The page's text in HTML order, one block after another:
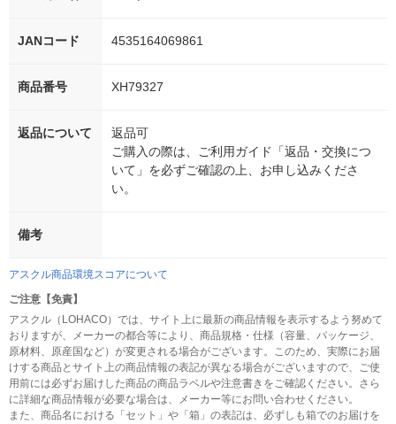
JANコード 4535164069861
商品番号 XH79327
返品について
返品可
ご購入の際は、ご利用ガイド「返品・交換につ
いて」を必ずご確認の上、お申し込みくださ
い。
備考
アスクル商品環境スコアについて
ご注意【免責】
アスクル（LOHACO）では、サイト上に最新の商品情報を表示するよう努めて
おりますが、メーカーの都合等により、商品規格・仕様（容量、パッケージ、
原材料、原産国など）が変更される場合がございます。このため、実際にお届
けする商品とサイト上の商品情報の表記が異なる場合がございますので、ご使
用前には必ずお届けした商品の商品ラベルや注意書きをご確認ください。さら
に詳細な商品情報が必要な場合は、メーカー等にお問い合わせください。
また、商品名における「セット」や「箱」の表記は、必ずしも箱でのお届けを